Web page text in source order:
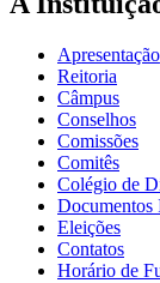
Apresentação
Reitoria
Câmpus
Conselhos
Comissões
Comitês
Colégio de
Documentos
Eleições
Contatos
Horário de